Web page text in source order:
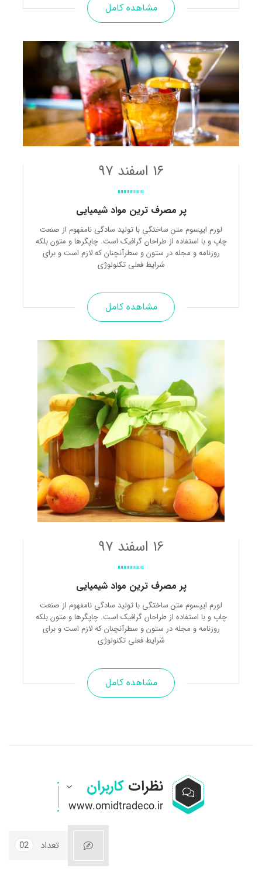
مشاهده کامل
16 اسفند 97
پر مصرف ترین مواد شیمیایی
لورم ایپسوم متن ساختگی با تولید سادگی نامفهوم از صنعت
چاپ و با استفاده از طراحان گرافیک است. چاپگرها و متون بلکه
روزنامه و مجله در ستون و سطرآنچنان که لازم است و برای
شرایط فعلی تکنولوژی
مشاهده کامل
16 اسفند 97
پر مصرف ترین مواد شیمیایی
لورم ایپسوم متن ساختگی با تولید سادگی نامفهوم از صنعت
چاپ و با استفاده از طراحان گرافیک است. چاپگرها و متون بلکه
روزنامه و مجله در ستون و سطرآنچنان که لازم است و برای
شرایط فعلی تکنولوژی
مشاهده کامل
نظرات کاربران
تعداد 02